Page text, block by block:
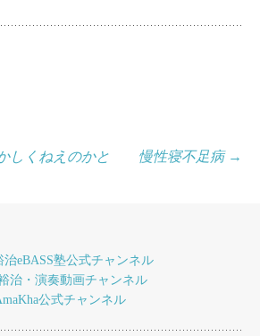
しくねえのかと 慢性寝不足病 →
治eBASS塾公式チャンネル
治・演奏動画チャンネル
公式チャンネル